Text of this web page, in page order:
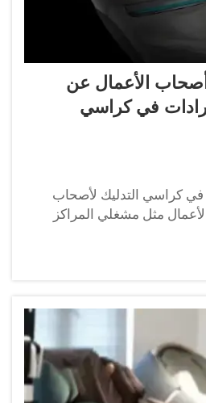
الأعمال عن
في كراسي
في كراسي التدليك لأصحاب
مثل مشغلي المراكز
أو الفنادق دائمًا عن طرق
من العملاء. إحدى هذه
تأجير كراسي تدليك...